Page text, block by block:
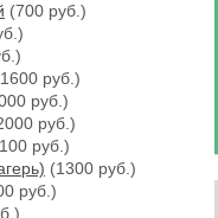
(700 руб.)
руб.)
руб.)
руб.)
руб.)
(1300 руб.)
руб.)